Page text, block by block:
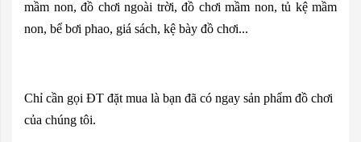
mầm non, đồ chơi ngoài trời, đồ chơi mầm non, tủ kệ mầm
non, bể bơi phao, giá sách, kệ bày đồ chơi...
Chỉ cần gọi ĐT đặt mua là bạn đã có ngay sản phẩm đồ chơi
của chúng tôi.